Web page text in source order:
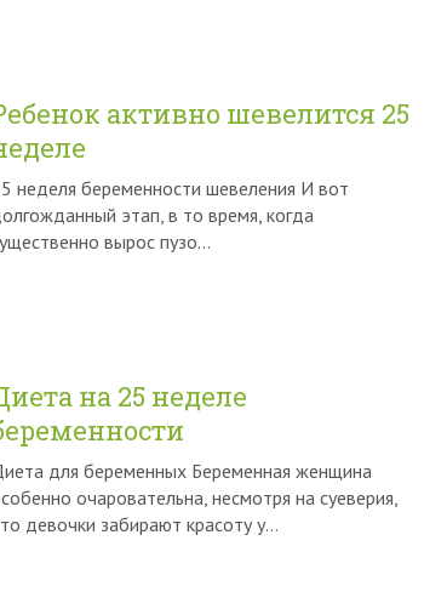
активно шевелится 25
неделя беременности шевеления И вот
этап, в то время, когда
вырос пузо…
на 25 неделе
для беременных Беременная женщина
очаровательна, несмотря на суеверия,
девочки забирают красоту у…